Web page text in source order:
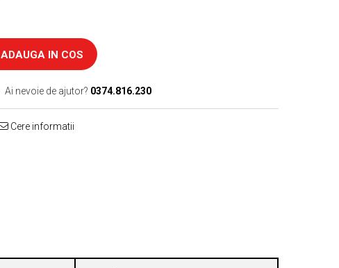
ADAUGA IN COS
Ai nevoie de ajutor? 0374.816.230
Cere informatii